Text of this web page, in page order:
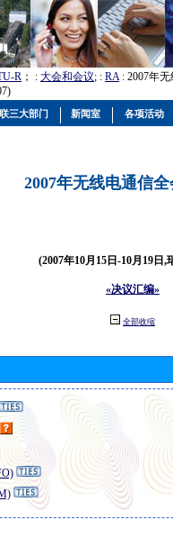
R ； : 大会和会议; : RA: 2007年
2007年无线电通信
(2007年10月15日-10月19日,
«决议汇编»
全部收缩
三大部门 新闻室 各项活动